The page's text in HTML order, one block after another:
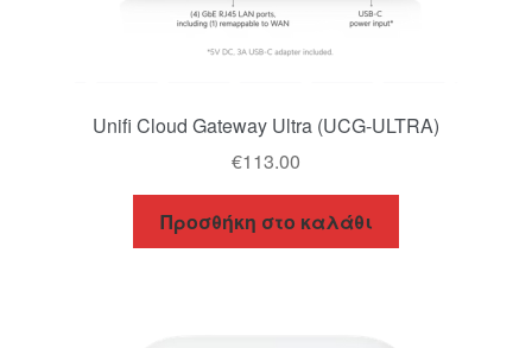
Unifi Cloud Gateway Ultra (UCG-ULTRA)
€113.00
Προσθήκη στο καλάθι